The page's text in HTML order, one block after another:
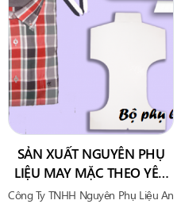
SẢN XUẤT NGUYÊN PHỤ
LIỆU MAY MẶC THEO YÊU
CẦU CỦA KHÁCH HÀNG-34
Công Ty TNHH Nguyên Phụ Liệu An